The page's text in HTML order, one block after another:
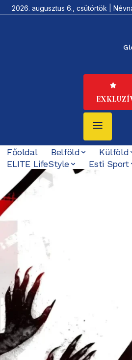
2026. augusztus 6., csütörtök |
Főoldal Belföld Külföld
ELITE LifeStyle
Esti Sport